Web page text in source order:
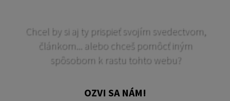
Chcel by si aj ty prispieť svojím svedectvom,
článkom... alebo chceš pomôcť iným
spôsobom k rastu tohto webu?
OZVI SA NÁM!